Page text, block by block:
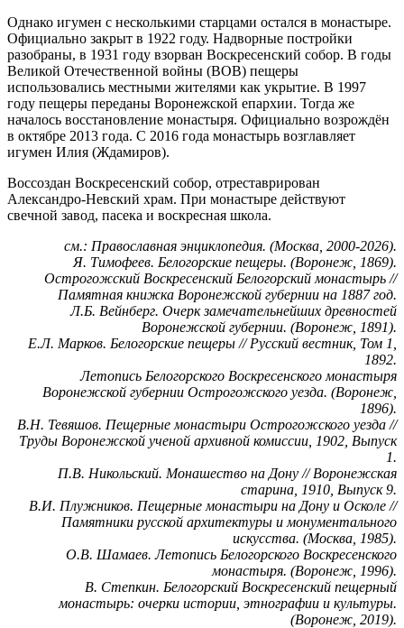
Однако игумен с несколькими старцами остался в монастыре.
Официально закрыт в 1922 году. Надворные постройки
разобраны, в 1931 году взорван Воскресенский собор. В годы
Великой Отечественной войны (ВОВ) пещеры
использовались местными жителями как укрытие. В 1997
году пещеры переданы Воронежской епархии. Тогда же
началось восстановление монастыря. Официально возрождён
в октябре 2013 года. С 2016 года монастырь возглавляет
игумен Илия (Ждамиров).
Воссоздан Воскресенский собор, отреставрирован
Александро-Невский храм. При монастыре действуют
свечной завод, пасека и воскресная школа.
см.: Православная энциклопедия. (Москва, 2000-2026).
Я. Тимофеев. Белогорские пещеры. (Воронеж, 1869).
Острогожский Воскресенский Белогорский монастырь //
Памятная книжка Воронежской губернии на 1887 год.
Л.Б. Вейнберг. Очерк замечательнейших древностей
Воронежской губернии. (Воронеж, 1891).
Е.Л. Марков. Белогорские пещеры // Русский вестник, Том 1,
1892.
Летопись Белогорского Воскресенского монастыря
Воронежской губернии Острогожского уезда. (Воронеж,
1896).
В.Н. Тевяшов. Пещерные монастыри Острогожского уезда //
Труды Воронежской ученой архивной комиссии, 1902, Выпуск
1.
П.В. Никольский. Монашество на Дону // Воронежская
старина, 1910, Выпуск 9.
В.И. Плужников. Пещерные монастыри на Дону и Осколе //
Памятники русской архитектуры и монументального
искусства. (Москва, 1985).
О.В. Шамаев. Летопись Белогорского Воскресенского
монастыря. (Воронеж, 1996).
В. Степкин. Белогорский Воскресенский пещерный
монастырь: очерки истории, этнографии и культуры.
(Воронеж, 2019).